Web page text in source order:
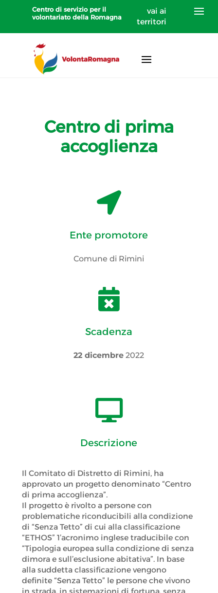
Centro di servizio per il
volontariato della Romagna
vai ai
territori
Centro di prima
accoglienza

Ente promotore
Comune di Rimini

Scadenza
22 dicembre 2022

Descrizione
Il Comitato di Distretto di Rimini, ha
approvato un progetto denominato “Centro
di prima accoglienza”.
Il progetto è rivolto a persone con
problematiche riconducibili alla condizione
di “Senza Tetto” di cui alla classificazione
“ETHOS” 1’acronimo inglese traducibile con
“Tipologia europea sulla condizione di senza
dimora e sull’esclusione abitativa”. In base
alla suddetta classificazione vengono
definite “Senza Tetto” le persone che vivono
in strada, in sistemazioni di fortuna, senza